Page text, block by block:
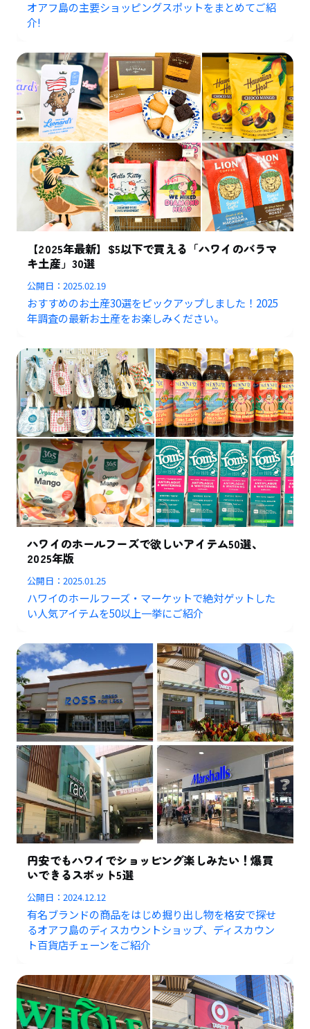
オアフ島の主要ショッピングスポットをまとめてご紹
介!
【2025年最新】$5以下で買える「ハワイのバラマ
キ土産」30選
公開日：2025.02.19
おすすめのお土産30選をピックアップしました！2025
年調査の最新お土産をお楽しみください。
ハワイのホールフーズで欲しいアイテム50選、
2025年版
公開日：2025.01.25
ハワイのホールフーズ・マーケットで絶対ゲットした
い人気アイテムを50以上一挙にご紹介
円安でもハワイでショッピング楽しみたい！爆買
いできるスポット5選
公開日：2024.12.12
有名ブランドの商品をはじめ掘り出し物を格安で探せ
るオアフ島のディスカウントショップ、ディスカウン
ト百貨店チェーンをご紹介